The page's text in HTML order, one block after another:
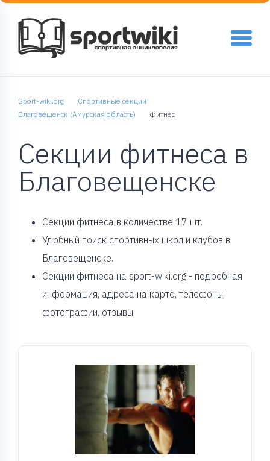
Sport-wiki.org
Спортивные секции
Благовещенск (Амурская область)
Фитнес
Секции фитнеса в
Благовещенске
Cекции фитнеса в количестве 17 шт.
Удобный поиск спортивных школ и клубов в
Благовещенске.
Секции фитнеса на sport-wiki.org - подробная
информация, адреса на карте, телефоны,
фотографии, отзывы.